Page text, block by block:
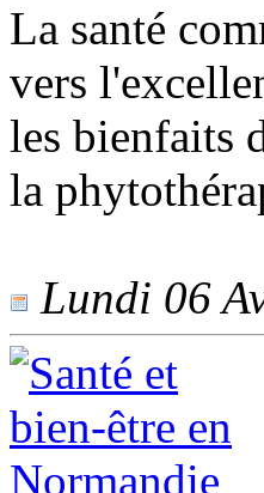
La santé
vers
les bienfaits
la
Lundi 06